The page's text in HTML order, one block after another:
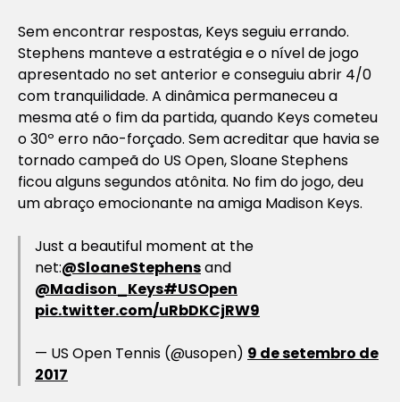
Sem encontrar respostas, Keys seguiu errando.
Stephens manteve a estratégia e o nível de jogo
apresentado no set anterior e conseguiu abrir 4/0
com tranquilidade. A dinâmica permaneceu a
mesma até o fim da partida, quando Keys cometeu
o 30º erro não-forçado. Sem acreditar que havia se
tornado campeã do US Open, Sloane Stephens
ficou alguns segundos atônita. No fim do jogo, deu
um abraço emocionante na amiga Madison Keys.
Just a beautiful moment at the
net:@SloaneStephensand
@Madison_Keys#USOpen
pic.twitter.com/uRbDKCjRW9
— US Open Tennis (@usopen) 9 de setembro de
2017